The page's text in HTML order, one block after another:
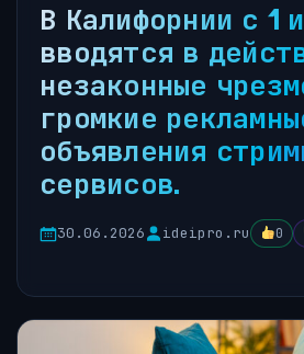
В Калифорнии с 1
вводятся в
незаконные
громкие
объявления
сервисов.
30.06.2026 ideipro.ru 0